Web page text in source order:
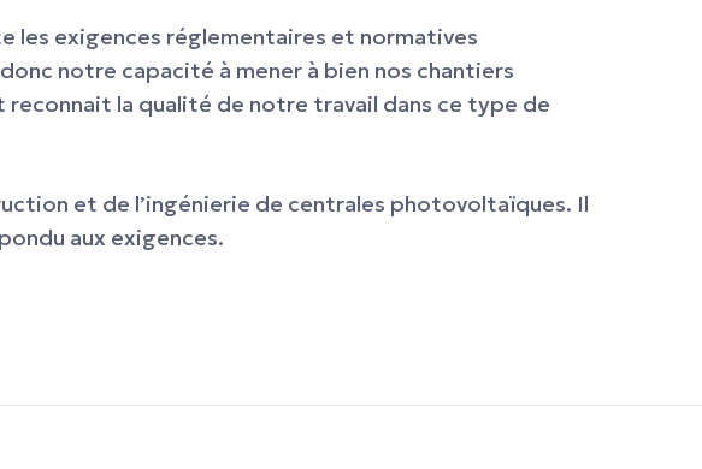
les exigences réglementaires et normatives
notre capacité à mener à bien nos chantiers
la qualité de notre travail dans ce type de
et de l’ingénierie de centrales photovoltaïques. Il
aux exigences.